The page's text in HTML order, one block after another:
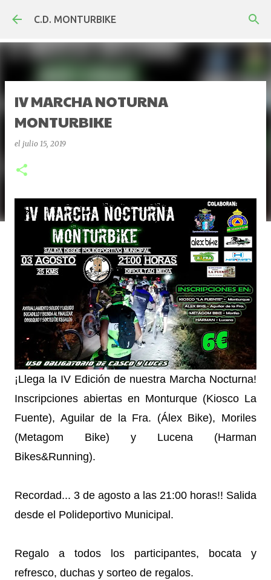
Ir al contenido principal
C.D. MONTURBIKE
IV MARCHA NOTURNA
MONTURBIKE
el julio 15, 2019
¡Llega la IV Edición de nuestra Marcha Nocturna!
Inscripciones abiertas en Monturque (Kiosco La
Fuente), Aguilar de la Fra. (Álex Bike), Moriles
(Metagom Bike) y Lucena (Harman
Bikes&Running).
Recordad... 3 de agosto a las 21:00 horas!! Salida
desde el Polideportivo Municipal.
Regalo a todos los participantes, bocata y
refresco, duchas y sorteo de regalos.